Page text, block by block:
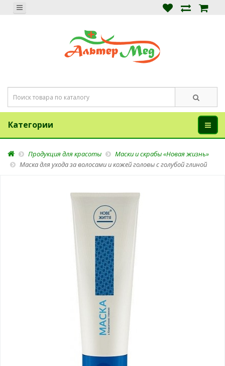
Категории
Продукция для красоты
Маски и скрабы «Новая жизнь»
Маска для ухода за волосами и кожей головы с голубой глиной